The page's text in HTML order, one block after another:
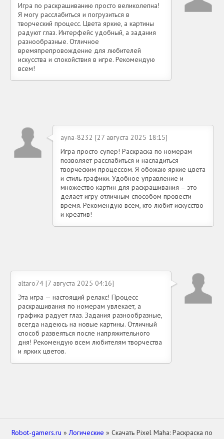
Игра по раскрашиванию просто великолепна!
Я могу расслабиться и погрузиться в
творческий процесс. Цвета яркие, а картины
радуют глаз. Интерфейс удобный, а задания
разнообразные. Отличное
времяпрепровождение для любителей
искусства и спокойствия в игре. Рекомендую
всем!
ayna-8232 [27 августа 2025 18:15]
Игра просто супер! Раскраска по номерам
позволяет расслабиться и насладиться
творческим процессом. Я обожаю яркие цвета
и стиль графики. Удобное управление и
множество картин для раскрашивания – это
делает игру отличным способом провести
время. Рекомендую всем, кто любит искусство
и креатив!
altaro74 [7 августа 2025 04:16]
Эта игра — настоящий релакс! Процесс
раскрашивания по номерам увлекает, а
графика радует глаз. Задания разнообразные,
всегда надеюсь на новые картины. Отличный
способ развеяться после напряжительного
дня! Рекомендую всем любителям творчества
и ярких цветов.
Robot-gamers.ru » Логические » Скачать Pixel Maha: Раскраска по